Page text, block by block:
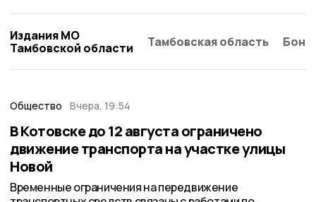
Издания МО
Тамбовской области
Тамбовская область
Общество Вчера, 19:54
В Котовске до 12 августа ограничено
движение транспорта на участке улицы
Новой
Временные ограничения на передвижение